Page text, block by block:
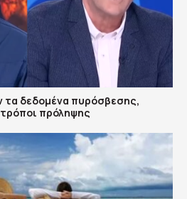
τα δεδομένα πυρόσβεσης,
πρόληψης